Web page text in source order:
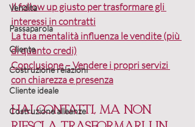
Vendita
Passaparola
Cliente
Costruzione relazioni
Cliente ideale
Costruzione alleanze
Il follow up giusto per trasformare gli
interessi in contratti
La tua mentalità influenza le vendite (più
di quanto credi)
Conclusione – Vendere i propri servizi
con chiarezza e presenza
Hai contatti, ma non